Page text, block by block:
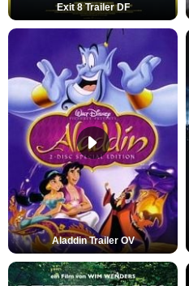
Exit 8 Trailer DF
Aladdin Trailer OV